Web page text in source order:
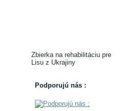
Zbierka na rehabilitáciu pre
Lisu z Ukrajiny
Podporujú nás :